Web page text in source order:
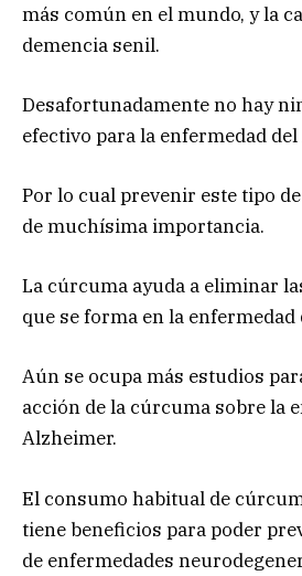
más común en el mundo, y la
demencia senil.
Desafortunadamente no hay
efectivo para la enfermedad
Por lo cual prevenir este tipo
de muchísima importancia.
La cúrcuma ayuda a eliminar
que se forma en la enfermedad
Aún se ocupa más estudios
acción de la cúrcuma sobre la
Alzheimer.
El consumo habitual de
tiene beneficios para poder
de enfermedades